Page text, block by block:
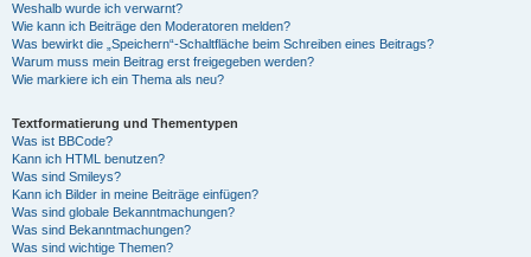
Weshalb wurde ich verwarnt?
Wie kann ich Beiträge den Moderatoren melden?
Was bewirkt die „Speichern“-Schaltfläche beim Schreiben eines Beitrags?
Warum muss mein Beitrag erst freigegeben werden?
Wie markiere ich ein Thema als neu?
Textformatierung und Thementypen
Was ist BBCode?
Kann ich HTML benutzen?
Was sind Smileys?
Kann ich Bilder in meine Beiträge einfügen?
Was sind globale Bekanntmachungen?
Was sind Bekanntmachungen?
Was sind wichtige Themen?